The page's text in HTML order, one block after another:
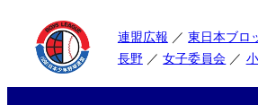
連盟広報 東日本ブロ
長野
女子委員会